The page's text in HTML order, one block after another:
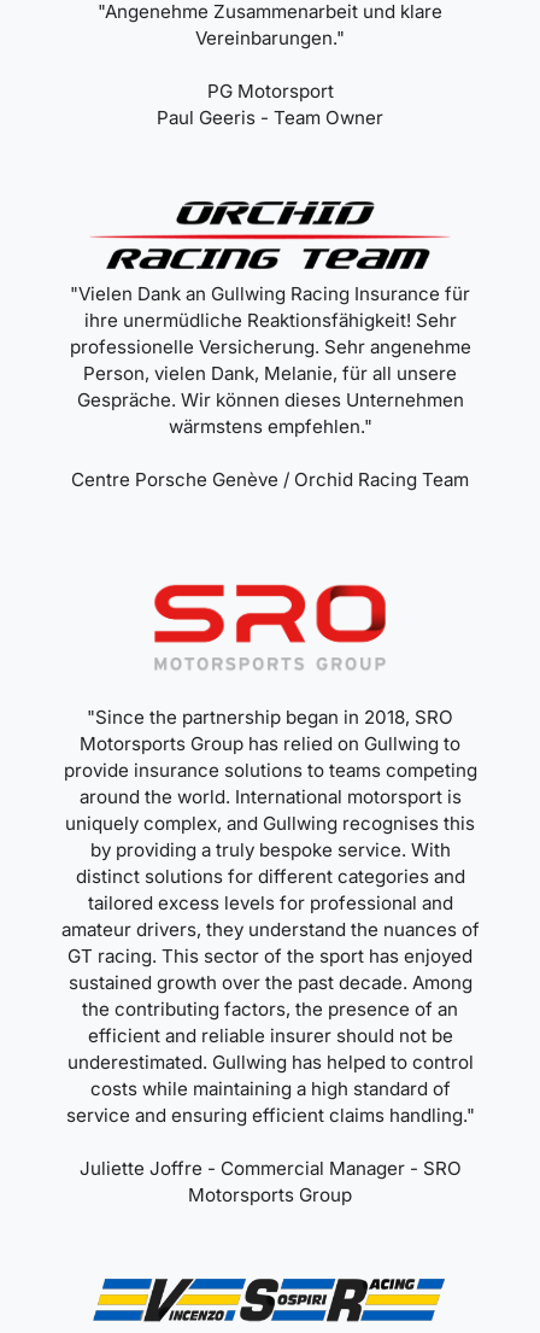
"Angenehme Zusammenarbeit und klare
Vereinbarungen."
PG Motorsport
Paul Geeris - Team Owner
"Vielen Dank an Gullwing Racing Insurance für
ihre unermüdliche Reaktionsfähigkeit! Sehr
professionelle Versicherung. Sehr angenehme
Person, vielen Dank, Melanie, für all unsere
Gespräche. Wir können dieses Unternehmen
wärmstens empfehlen."
Centre Porsche Genève / Orchid Racing Team
"Since the partnership began in 2018, SRO
Motorsports Group has relied on Gullwing to
provide insurance solutions to teams competing
around the world. International motorsport is
uniquely complex, and Gullwing recognises this
by providing a truly bespoke service. With
distinct solutions for different categories and
tailored excess levels for professional and
amateur drivers, they understand the nuances of
GT racing. This sector of the sport has enjoyed
sustained growth over the past decade. Among
the contributing factors, the presence of an
efficient and reliable insurer should not be
underestimated. Gullwing has helped to control
costs while maintaining a high standard of
service and ensuring efficient claims handling."
Juliette Joffre - Commercial Manager - SRO
Motorsports Group